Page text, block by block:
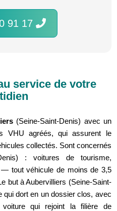
91 17
service de votre
(Seine-Saint-Denis) avec un
VHU agréés, qui assurent le
collectés. Sont concernés
: voitures de tourisme,
— tout véhicule de moins de 3,5
but à Aubervilliers (Seine-Saint-
qui dort en un dossier clos, avec
qui rejoint la filière de